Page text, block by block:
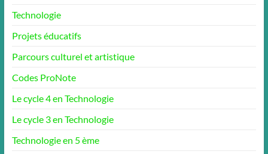
Technologie
Projets éducatifs
Parcours culturel et artistique
Codes ProNote
Le cycle 4 en Technologie
Le cycle 3 en Technologie
Technologie en 5 ème